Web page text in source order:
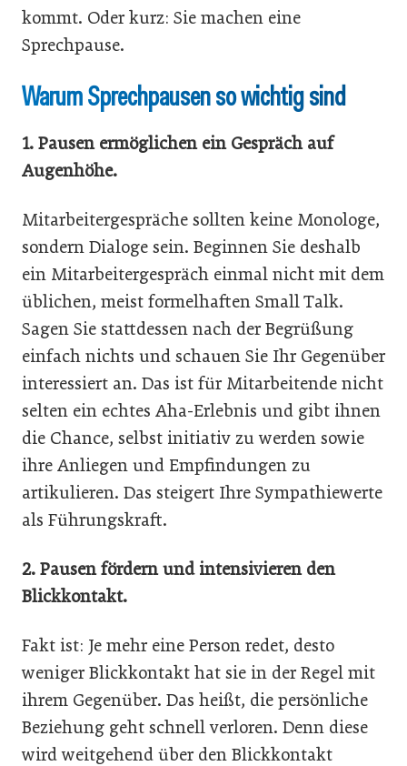
kommt. Oder kurz: Sie machen eine
Sprechpause.
Warum Sprechpausen so wichtig sind
1. Pausen ermöglichen ein Gespräch auf
Augenhöhe.
Mitarbeitergespräche sollten keine Monologe,
sondern Dialoge sein. Beginnen Sie deshalb
ein Mitarbeitergespräch einmal nicht mit dem
üblichen, meist formelhaften Small Talk.
Sagen Sie stattdessen nach der Begrüßung
einfach nichts und schauen Sie Ihr Gegenüber
interessiert an. Das ist für Mitarbeitende nicht
selten ein echtes Aha-Erlebnis und gibt ihnen
die Chance, selbst initiativ zu werden sowie
ihre Anliegen und Empfindungen zu
artikulieren. Das steigert Ihre Sympathiewerte
als Führungskraft.
2. Pausen fördern und intensivieren den
Blickkontakt.
Fakt ist: Je mehr eine Person redet, desto
weniger Blickkontakt hat sie in der Regel mit
ihrem Gegenüber. Das heißt, die persönliche
Beziehung geht schnell verloren. Denn diese
wird weitgehend über den Blickkontakt